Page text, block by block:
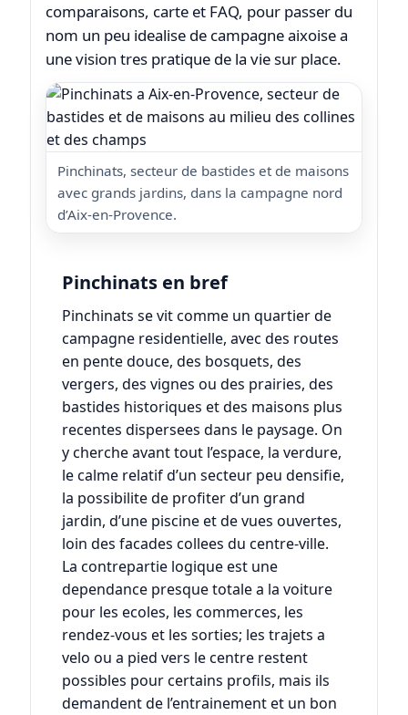
comparaisons, carte et FAQ, pour passer du
nom un peu idealise de campagne aixoise a
une vision tres pratique de la vie sur place.
Pinchinats, secteur de bastides et de maisons
avec grands jardins, dans la campagne nord
d’Aix-en-Provence.
Pinchinats en bref
Pinchinats se vit comme un quartier de
campagne residentielle, avec des routes
en pente douce, des bosquets, des
vergers, des vignes ou des prairies, des
bastides historiques et des maisons plus
recentes dispersees dans le paysage. On
y cherche avant tout l’espace, la verdure,
le calme relatif d’un secteur peu densifie,
la possibilite de profiter d’un grand
jardin, d’une piscine et de vues ouvertes,
loin des facades collees du centre-ville.
La contrepartie logique est une
dependance presque totale a la voiture
pour les ecoles, les commerces, les
rendez-vous et les sorties; les trajets a
velo ou a pied vers le centre restent
possibles pour certains profils, mais ils
demandent de l’entrainement et un bon